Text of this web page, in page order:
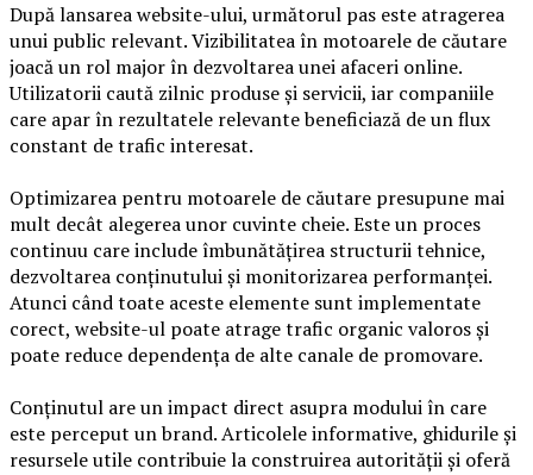
După lansarea website-ului, următorul pas este atragerea
unui public relevant. Vizibilitatea în motoarele de căutare
joacă un rol major în dezvoltarea unei afaceri online.
Utilizatorii caută zilnic produse și servicii, iar companiile
care apar în rezultatele relevante beneficiază de un flux
constant de trafic interesat.
Optimizarea pentru motoarele de căutare presupune mai
mult decât alegerea unor cuvinte cheie. Este un proces
continuu care include îmbunătățirea structurii tehnice,
dezvoltarea conținutului și monitorizarea performanței.
Atunci când toate aceste elemente sunt implementate
corect, website-ul poate atrage trafic organic valoros și
poate reduce dependența de alte canale de promovare.
Conținutul are un impact direct asupra modului în care
este perceput un brand. Articolele informative, ghidurile și
resursele utile contribuie la construirea autorității și oferă